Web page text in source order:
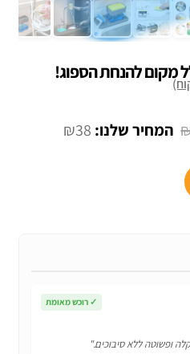
מקום להנחת הספוג!
המחיר
₪38 המחיר
✓ רוכש מאומת
ופשוטה ללא סיבוכים."